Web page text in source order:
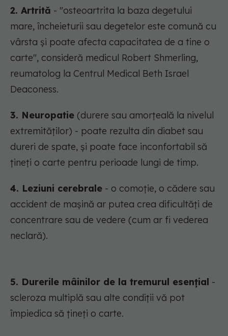
2. Artrită - "osteoartrita la baza degetului
mare, încheieturii sau degetelor este comună cu
vârsta și poate afecta capacitatea de a tine o
carte", consideră medicul Robert Shmerling,
reumatolog la Centrul Medical Beth Israel
Deaconess.
3. Neuropatie (durere sau amorțeală la nivelul
extremităților) - poate rezulta din diabet sau
dureri de spate, și poate face inconfortabil să
țineți o carte pentru perioade lungi de timp.
4. Leziuni cerebrale - o comoție, o cădere sau
accident de mașină ar putea crea dificultăți de
concentrare sau de vedere (cum ar fi vederea
neclară).
5. Durerile mâinilor de la tremurul esențial -
scleroza multiplă sau alte condiții vă pot
împiedica să țineți o carte.